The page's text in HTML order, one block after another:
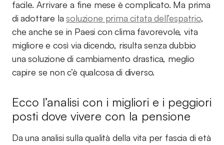
facile. Arrivare a fine mese è complicato. Ma prima
di adottare lasoluzione prima citata dell’espatrio,
che anche se in Paesi con clima favorevole, vita
migliore e così via dicendo, risulta senza dubbio
una soluzione di cambiamento drastica, meglio
capire se non c’è qualcosa di diverso.
Ecco l’analisi con i migliori e i peggiori
posti dove vivere con la pensione
Da una analisi sulla qualità della vita per fascia di età